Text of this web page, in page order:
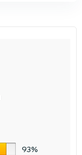
93%